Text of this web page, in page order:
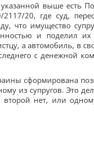
выше есть
20, где суд,
что имущество
и поделил
а автомобиль, в
с денежной
сформирована
из супругов. Это
второй нет, или